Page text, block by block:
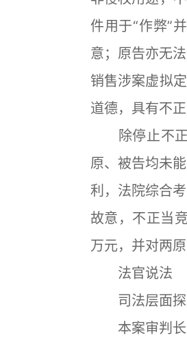
件用于“作弊”
意；原告亦无
销售涉案虚拟
道德，具有不正
除停止不正
原、被告均未
利，法院综合
故意，不正当
万元，并对两
法官说法
司法层面探
本案审判长